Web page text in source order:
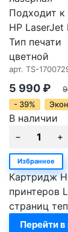
Подходит
HP
Тип печати
цветной
арт. TS-
5 990₽
- 39%
В наличии
Избранное
Картридж
принтеров
страниц
Перейти в